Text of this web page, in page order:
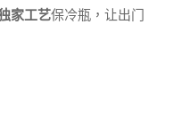
家工艺保冷瓶，让出门